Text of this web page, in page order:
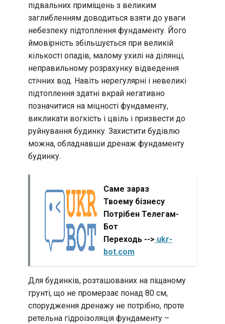
підвальних приміщень з великим
заглибленням доводиться взяти до уваги
небезпеку підтоплення фундаменту. Його
ймовірність збільшується при великій
кількості опадів, малому ухилі на ділянці,
неправильному розрахунку відведення
стічних вод. Навіть нерегулярні і невеликі
підтоплення здатні вкрай негативно
позначитися на міцності фундаменту,
викликати вогкість і цвіль і призвести до
руйнування будинку. Захистити будівлю
можна, обладнавши дренаж фундаменту
будинку.
Саме зараз
Твоему бізнесу
Потрібен Телегам-
Бот
Переходь --> ukr-
bot.com
Для будинків, розташованих на піщаному
грунті, що не промерзає понад 80 см,
спорудження дренажу не потрібно, проте
ретельна гідроізоляція фундаменту –